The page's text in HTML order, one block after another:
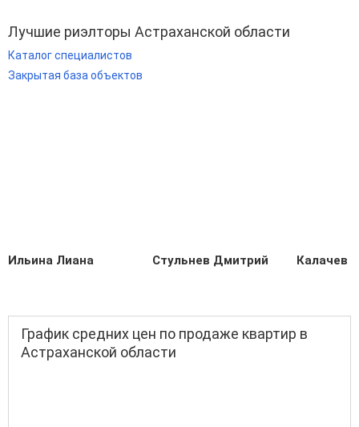
Лучшие риэлторы Астраханской области
Каталог специалистов
Закрытая база объектов
Ильина Лиана Стульнев Дмитрий Калачев
График средних цен по продаже квартир в
Астраханской области